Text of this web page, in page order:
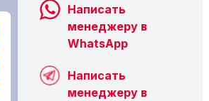
Написать
менеджеру в
WhatsApp
Написать
менеджеру в